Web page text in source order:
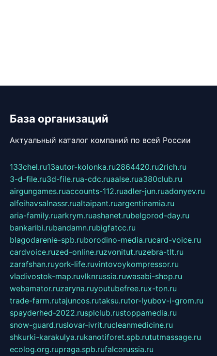
База организаций
Актуальный каталог компаний по всей России
133chel.ru13autor-kolonka.ru2864420.ru2rich.ru
3-d-file.ru3d-file.rua-cdc.ruaalse.rua380club.ru
airgungames.ruaccounts-112.ruadler-jun.ruadonyev.ru
alfeihavsalnassr.rualtaipant.ruargentinamia.ru
aria-family.ruarkrym.ruashanet.rubelgorod-day.ru
bankaribi.rubandamn.rubigfatcc.ru
blagodarenie-spb.ruborodino-media.rucard-voice.ru
cardvoice.ruzed-online.ruzvonitut.ruzebra-tlt.ru
zarafshan.ruyork-life.ruvintovoykompressor.ru
vladivostok-map.ruvlknrussia.ruwasabi-shop.ru
webamator.ruzaryna.ruyoutubefree.rux-ton.ru
trade-farm.rutajuncos.rutaksu.rutor-lyubov-i-grom.ru
spayderhed-2022.rusplclub.rustoppamedia.ru
snow-guard.ruslovar-ivrit.rucleanmedicine.ru
shkurki-karakulya.rukanotiforet.spb.rututmassage.ru
ecolog.org.rupraga.spb.rufalcorussia.ru